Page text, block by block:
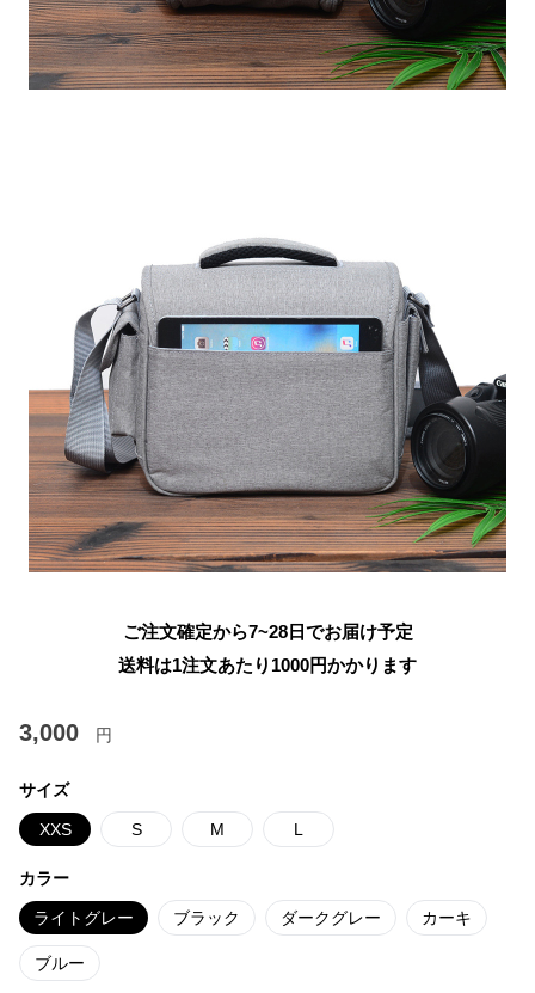
ご注文確定から7~28日でお届け予定
送料は1注文あたり 1000円かかります
3,000 円
サイズ
XXS S M L
カラー
ライトグレー ブラック ダークグレー カーキ
ブルー